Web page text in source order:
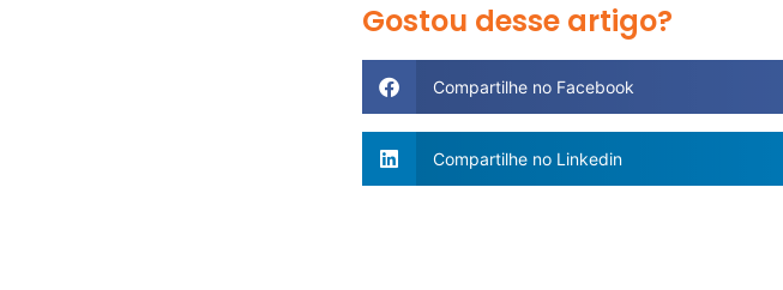
Gostou desse artigo?
Compartilhe no Facebook
Compartilhe no Linkedin